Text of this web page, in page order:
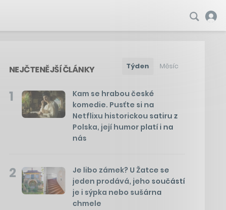
NEJČTENĚJŠÍ ČLÁNKY Týden Měsíc
1
Kam se hrabou české
komedie. Pusťte si na
Netflixu historickou satiru z
Polska, její humor platí i na
nás
2
Je libo zámek? U Žatce se
jeden prodává, jeho součástí
je i sýpka nebo sušárna
chmele